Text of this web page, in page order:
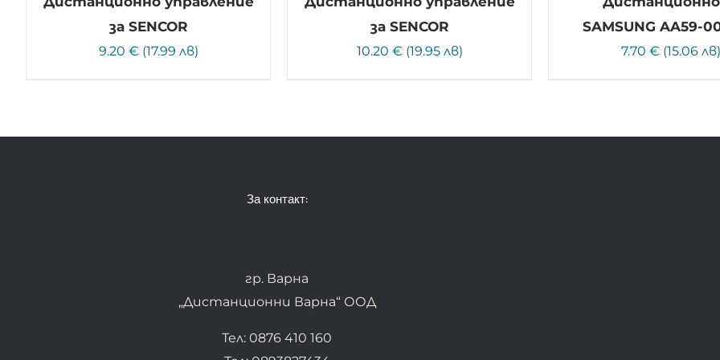
за SENCOR
9.20 € (17.99 лв)
за SENCOR
10.20 € (19.95 лв)
SAMSUNG AA59-
7.70 € (15.06 лв)
За контакт:
гр. Варна
„Дистанционни Варна“ ООД
Тел: 0876 410 160